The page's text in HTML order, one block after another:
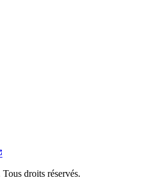
droits réservés.